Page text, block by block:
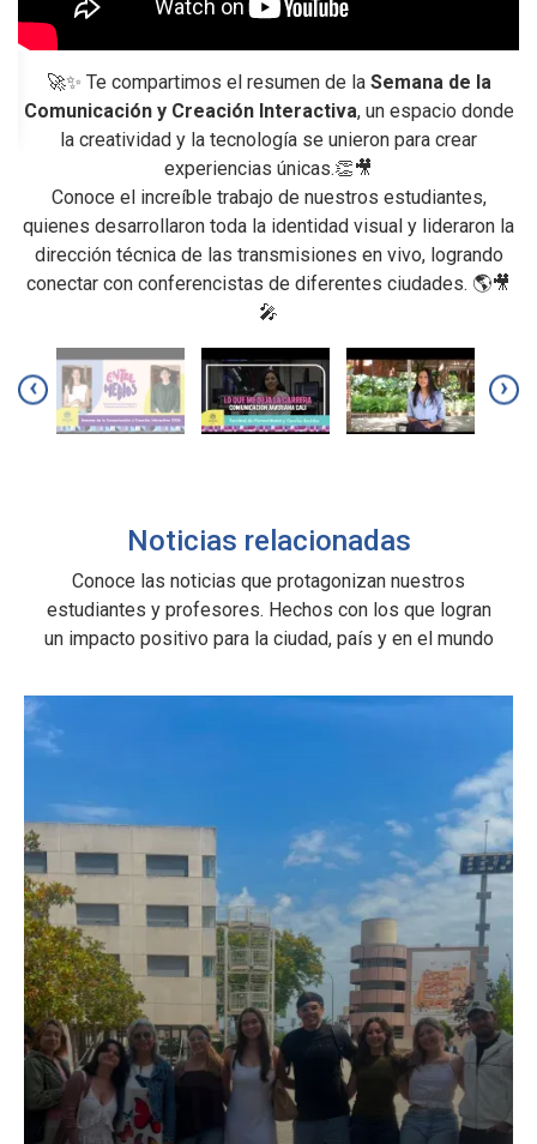
🚀✨ Te compartimos el resumen de la Semana de la
Comunicación y Creación Interactiva, un espacio donde
la creatividad y la tecnología se unieron para crear
experiencias únicas.👏🎥
Conoce el increíble trabajo de nuestros estudiantes,
quienes desarrollaron toda la identidad visual y lideraron la
dirección técnica de las transmisiones en vivo, logrando
conectar con conferencistas de diferentes ciudades. 🌎🎥
🎤
‹ ›
Noticias relacionadas
Conoce las noticias que protagonizan nuestros
estudiantes y profesores. Hechos con los que logran
un impacto positivo para la ciudad, país y en el mundo